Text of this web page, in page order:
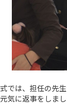
式では、担任の先
元気に返事をしまし